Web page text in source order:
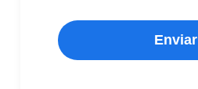
Enviar